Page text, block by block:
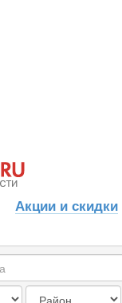
Акции и скидки